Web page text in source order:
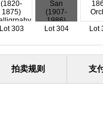
Lot 303 Lot 304 Lot
拍卖规则 支